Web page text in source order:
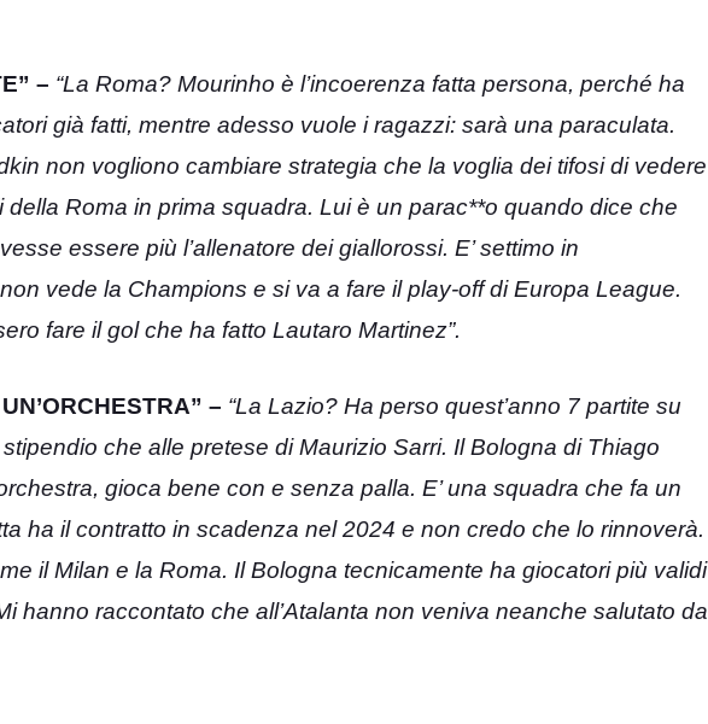
– “La Roma? Mourinho è l’incoerenza fatta persona, perché ha
già fatti, mentre adesso vuole i ragazzi: sarà una paraculata.
non vogliono cambiare strategia che la voglia dei tifosi di vedere
Roma in prima squadra. Lui è un parac**o quando dice che
essere più l’allenatore dei giallorossi. E’ settimo in
vede la Champions e si va a fare il play-off di Europa League.
fare il gol che ha fatto Lautaro Martinez”.
– “La Lazio? Ha perso quest’anno 7 partite su
che alle pretese di Maurizio Sarri. Il Bologna di Thiago
gioca bene con e senza palla. E’ una squadra che fa un
ha il contratto in scadenza nel 2024 e non credo che lo rinnoverà.
il Milan e la Roma. Il Bologna tecnicamente ha giocatori più validi
hanno raccontato che all’Atalanta non veniva neanche salutato da